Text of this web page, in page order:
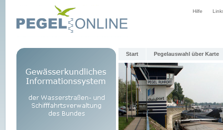
Hilfe
Start Pegelauswahl über Karte